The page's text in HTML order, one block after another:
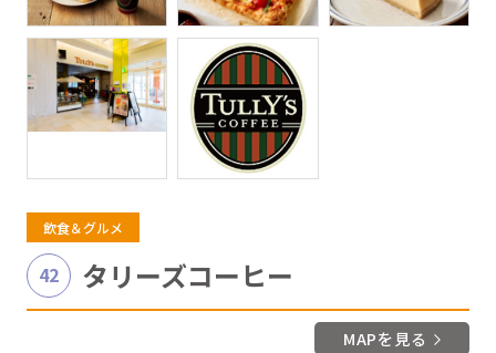
飲食＆グルメ
42 タリーズコーヒー
MAPを見る